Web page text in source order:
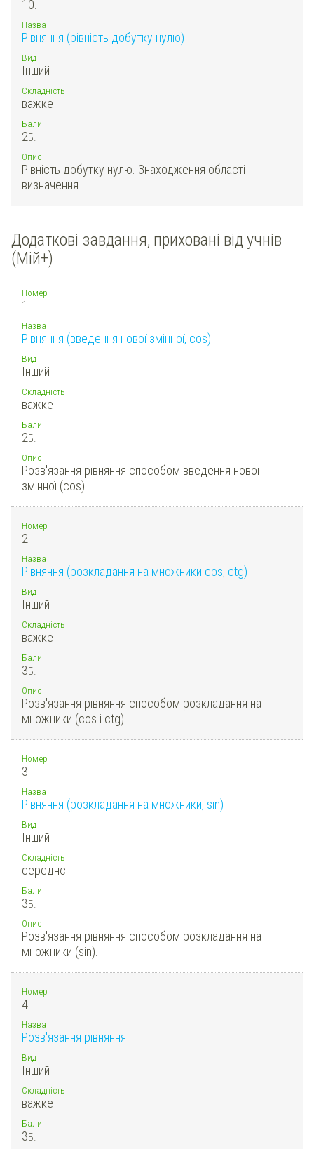
10.
Назва
Рівняння (рівність добутку нулю)
Вид
Інший
Складність
важке
Бали
2Б.
Опис
Рівність добутку нулю. Знаходження області
визначення.
Додаткові завдання, приховані від учнів
(Мій+)
Номер
1.
Назва
Рівняння (введення нової змінної, cos)
Вид
Інший
Складність
важке
Бали
2Б.
Опис
Розв'язання рівняння способом введення нової
змінної (cos).
Номер
2.
Назва
Рівняння (розкладання на множники cos, ctg)
Вид
Інший
Складність
важке
Бали
3Б.
Опис
Розв'язання рівняння способом розкладання на
множники (cos і ctg).
Номер
3.
Назва
Рівняння (розкладання на множники, sin)
Вид
Інший
Складність
середнє
Бали
3Б.
Опис
Розв'язання рівняння способом розкладання на
множники (sin).
Номер
4.
Назва
Розв'язання рівняння
Вид
Інший
Складність
важке
Бали
3Б.